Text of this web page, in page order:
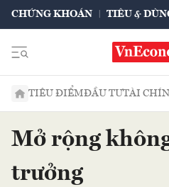
CHỨNG KHOÁN TIÊU &
TIÊU ĐIỂMĐẦU TƯTÀI
Mở rộng
trưởng